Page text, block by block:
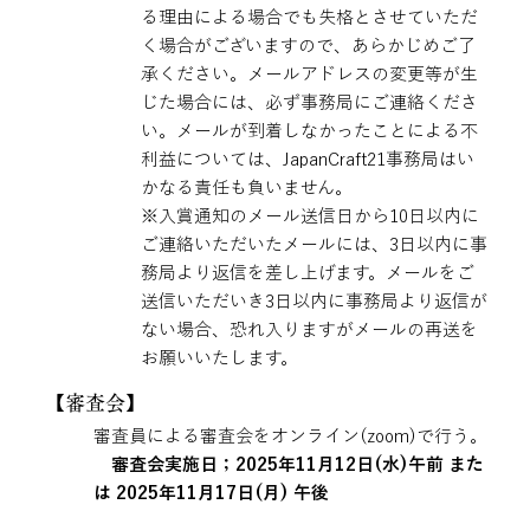
る理由による場合でも失格とさせていただ
く場合がございますので、あらかじめご了
承ください。メールアドレスの変更等が生
じた場合には、必ず事務局にご連絡くださ
い。メールが到着しなかったことによる不
利益については、JapanCraft21事務局はい
かなる責任も負いません。
※入賞通知のメール送信日から10日以内に
ご連絡いただいたメールには、3日以内に事
務局より返信を差し上げます。メールをご
送信いただいき3日以内に事務局より返信が
ない場合、恐れ入りますがメールの再送を
お願いいたします。
【​審査会】
審査員による審査会をオンライン(zoom)で行う。
審査会実施日；2025年11月12日(水)午前 また
は 2025年11月17日(月) 午後